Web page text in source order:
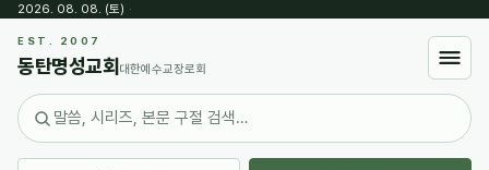
2026. 08. 08. (토) ·
EST. 2007
동탄명성교회 대한예수교장로회
Sketchbook5, 스케치북5